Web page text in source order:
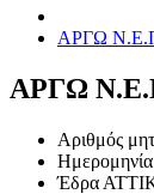
ΑΡΓΩ
ΑΡΓΩ
Αριθμός
Έδρα